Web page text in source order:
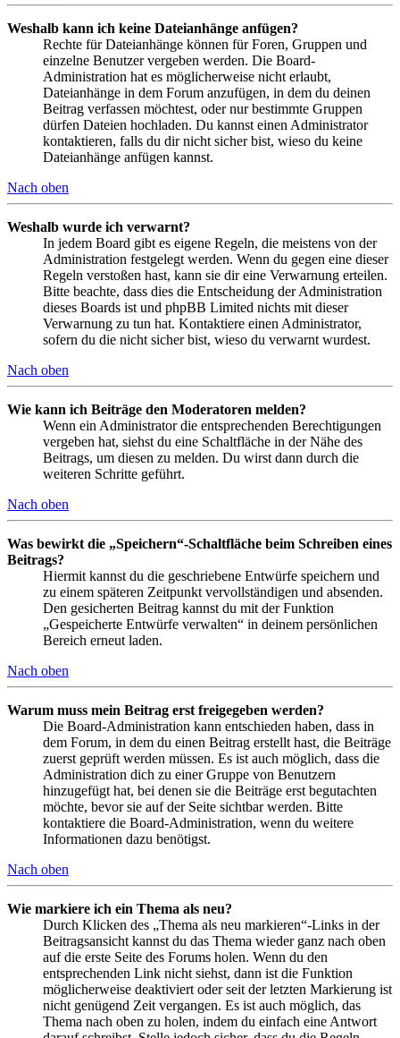
Weshalb kann ich keine Dateianhänge anfügen?
Rechte für Dateianhänge können für Foren, Gruppen und
einzelne Benutzer vergeben werden. Die Board-
Administration hat es möglicherweise nicht erlaubt,
Dateianhänge in dem Forum anzufügen, in dem du deinen
Beitrag verfassen möchtest, oder nur bestimmte Gruppen
dürfen Dateien hochladen. Du kannst einen Administrator
kontaktieren, falls du dir nicht sicher bist, wieso du keine
Dateianhänge anfügen kannst.
Nach oben
Weshalb wurde ich verwarnt?
In jedem Board gibt es eigene Regeln, die meistens von der
Administration festgelegt werden. Wenn du gegen eine dieser
Regeln verstoßen hast, kann sie dir eine Verwarnung erteilen.
Bitte beachte, dass dies die Entscheidung der Administration
dieses Boards ist und phpBB Limited nichts mit dieser
Verwarnung zu tun hat. Kontaktiere einen Administrator,
sofern du die nicht sicher bist, wieso du verwarnt wurdest.
Nach oben
Wie kann ich Beiträge den Moderatoren melden?
Wenn ein Administrator die entsprechenden Berechtigungen
vergeben hat, siehst du eine Schaltfläche in der Nähe des
Beitrags, um diesen zu melden. Du wirst dann durch die
weiteren Schritte geführt.
Nach oben
Was bewirkt die „Speichern“-Schaltfläche beim Schreiben eines
Beitrags?
Hiermit kannst du die geschriebene Entwürfe speichern und
zu einem späteren Zeitpunkt vervollständigen und absenden.
Den gesicherten Beitrag kannst du mit der Funktion
„Gespeicherte Entwürfe verwalten“ in deinem persönlichen
Bereich erneut laden.
Nach oben
Warum muss mein Beitrag erst freigegeben werden?
Die Board-Administration kann entschieden haben, dass in
dem Forum, in dem du einen Beitrag erstellt hast, die Beiträge
zuerst geprüft werden müssen. Es ist auch möglich, dass die
Administration dich zu einer Gruppe von Benutzern
hinzugefügt hat, bei denen sie die Beiträge erst begutachten
möchte, bevor sie auf der Seite sichtbar werden. Bitte
kontaktiere die Board-Administration, wenn du weitere
Informationen dazu benötigst.
Nach oben
Wie markiere ich ein Thema als neu?
Durch Klicken des „Thema als neu markieren“-Links in der
Beitragsansicht kannst du das Thema wieder ganz nach oben
auf die erste Seite des Forums holen. Wenn du den
entsprechenden Link nicht siehst, dann ist die Funktion
möglicherweise deaktiviert oder seit der letzten Markierung ist
nicht genügend Zeit vergangen. Es ist auch möglich, das
Thema nach oben zu holen, indem du einfach eine Antwort